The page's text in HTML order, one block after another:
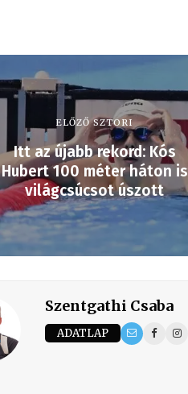
ELŐZŐ SZTORI
Itt az újabb rekord: Kós
Hubert 100 méter háton is
világcsúcsot úszott
Szentgathi Csaba
ADATLAP